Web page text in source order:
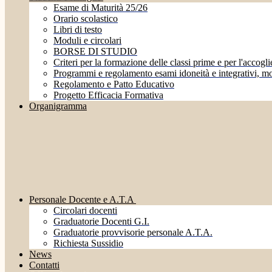
Esame di Maturità 25/26
Orario scolastico
Libri di testo
Moduli e circolari
BORSE DI STUDIO
Criteri per la formazione delle classi prime e per
Programmi e regolamento esami idoneità e integrativi,
Regolamento e Patto Educativo
Progetto Efficacia Formativa
Organigramma
Personale Docente e A.T.A
Circolari docenti
Graduatorie Docenti G.I.
Graduatorie provvisorie personale A.T.A.
Richiesta Sussidio
News
Contatti